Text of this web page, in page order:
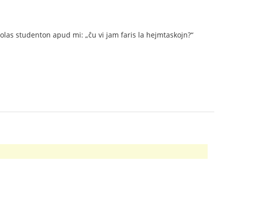
studenton apud mi: „ĉu vi jam faris la hejmtaskojn?“